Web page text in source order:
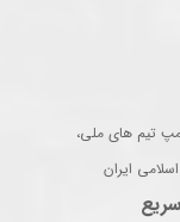
تیم های ملی،
ایران